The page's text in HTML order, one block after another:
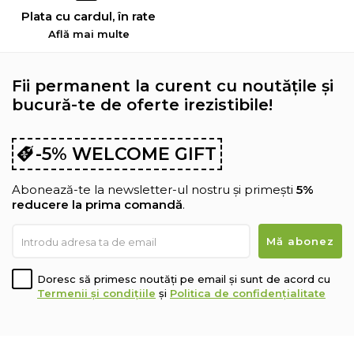
Plata cu cardul, în rate
Află mai multe
Fii permanent la curent cu noutățile și
bucură-te de oferte irezistibile!
-5% WELCOME GIFT
Abonează-te la newsletter-ul nostru și primești 5%
reducere la prima comandă.
Doresc să primesc noutăți pe email și sunt de acord cu
Termenii și condițiile și Politica de confidențialitate